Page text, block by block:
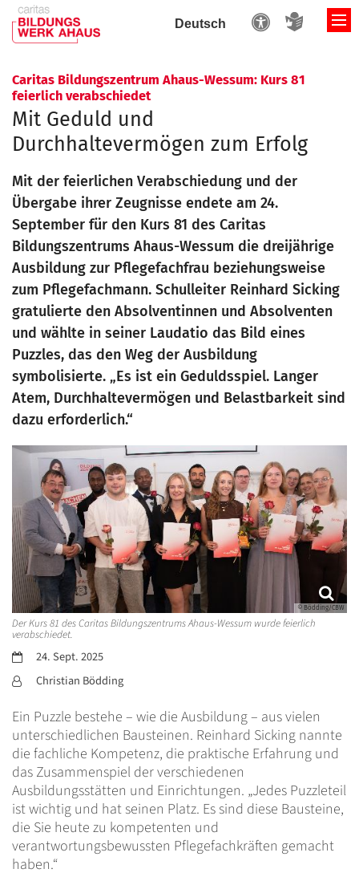
Zum Inhalt springen
Caritas Bildungszentrum Ahaus-Wessum: Kurs 81
feierlich verabschiedet:
Mit Geduld und
Durchhaltevermögen zum Erfolg
Mit der feierlichen Verabschiedung und der
Übergabe ihrer Zeugnisse endete am 24.
September für den Kurs 81 des Caritas
Bildungszentrums Ahaus-Wessum die dreijährige
Ausbildung zur Pflegefachfrau beziehungsweise
zum Pflegefachmann. Schulleiter Reinhard Sicking
gratulierte den Absolventinnen und Absolventen
und wählte in seiner Laudatio das Bild eines
Puzzles, das den Weg der Ausbildung
symbolisierte. „Es ist ein Geduldsspiel. Langer
Atem, Durchhaltevermögen und Belastbarkeit sind
dazu erforderlich.“
© Bödding/CBW
Der Kurs 81 des Caritas Bildungszentrums Ahaus-Wessum wurde feierlich
verabschiedet.
Datum:24. Sept. 2025
Von:
Christian Bödding
Ein Puzzle bestehe – wie die Ausbildung – aus vielen
unterschiedlichen Bausteinen. Reinhard Sicking nannte
die fachliche Kompetenz, die praktische Erfahrung und
das Zusammenspiel der verschiedenen
Ausbildungsstätten und Einrichtungen. „Jedes Puzzleteil
ist wichtig und hat seinen Platz. Es sind diese Bausteine,
die Sie heute zu kompetenten und
verantwortungsbewussten Pflegefachkräften gemacht
haben.“